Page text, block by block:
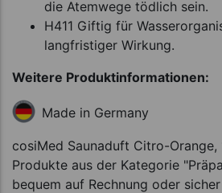
die Atemwege tödlich sein.
H411 Giftig für
langfristiger Wirkung.
Weitere Produktinformationen:
Made in Germany
cosiMed Saunaduft Citro-Orange,
Produkte aus der Kategorie
bequem auf Rechnung oder